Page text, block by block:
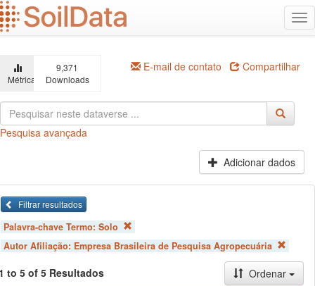
Ir
para
o
principal
Métricas
9,371
Downloads
E-mail de contato Compartilhar
Pesquisa avançada
Adicionar dados
Filtrar resultados
Palavra-chave Termo: Solo
Autor Afiliação: Empresa Brasileira de Pesquisa Agropecuária
to 5 of 5 Resultados
Ordenar